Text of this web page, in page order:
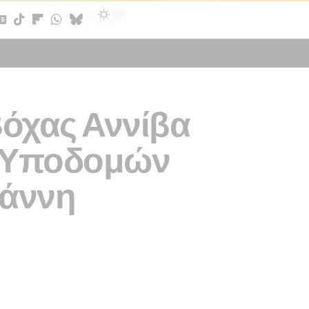
Αννίβα
Υποδομών